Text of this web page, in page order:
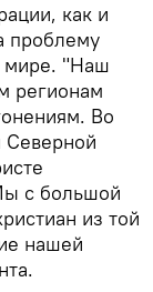
как и
проблему
мире. "Наш
регионам
Во
Северной
с большой
из той
нашей